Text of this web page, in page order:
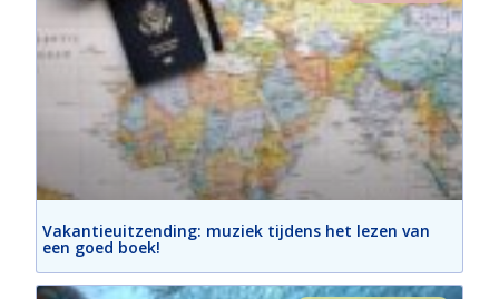
Vakantieuitzending: muziek tijdens het lezen van
een goed boek!